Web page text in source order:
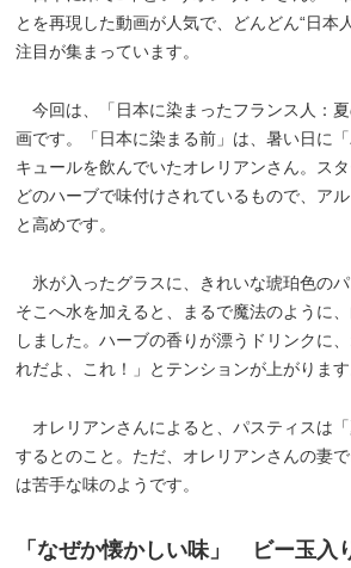
とを再現した動画が人気で、どんどん“日本
注目が集まっています。
今回は、「日本に染まったフランス人：
画です。「日本に染まる前」は、暑い日に
キュールを飲んでいたオレリアンさん。ス
どのハーブで味付けされているもので、ア
と高めです。
氷が入ったグラスに、きれいな琥珀色のパ
そこへ水を加えると、まるで魔法のように
しました。ハーブの香りが漂うドリンクに
れだよ、これ！」とテンションが上がります
オレリアンさんによると、パスティスは
するとのこと。ただ、オレリアンさんの妻
は苦手な味のようです。
「なぜか懐かしい味」 ビー玉入